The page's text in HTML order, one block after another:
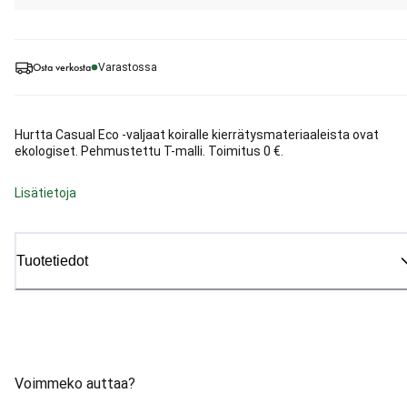
Osta verkosta Varastossa
Hurtta Casual Eco -valjaat koiralle kierrätysmateriaaleista ovat
ekologiset. Pehmustettu T-malli. Toimitus 0 €.
Lisätietoja
Tuotetiedot
Voimmeko auttaa?